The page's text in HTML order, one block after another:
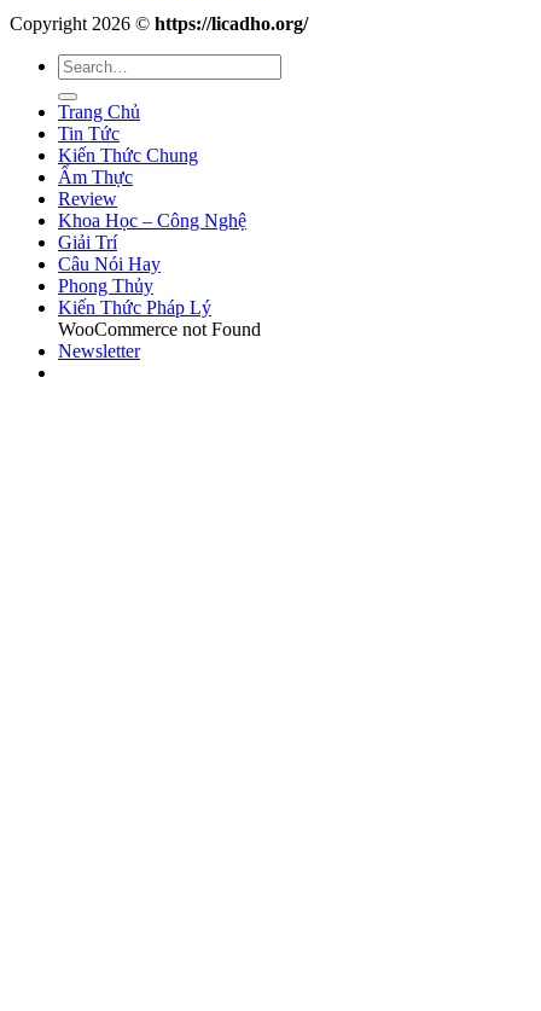
Copyright 2026 © https://licadho.org/
Trang Chủ
Tin Tức
Kiến Thức Chung
Ẩm Thực
Review
Khoa Học – Công Nghệ
Giải Trí
Câu Nói Hay
Phong Thủy
Kiến Thức Pháp Lý
WooCommerce not Found
Newsletter